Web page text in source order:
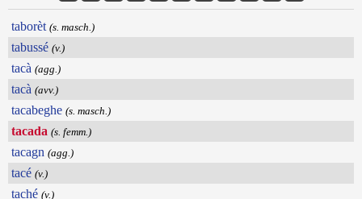
taborèt (s. masch.)
tabussé (v.)
tacà (agg.)
tacà (avv.)
tacabeghe (s. masch.)
tacada (s. femm.)
tacagn (agg.)
tacé (v.)
taché (v.)